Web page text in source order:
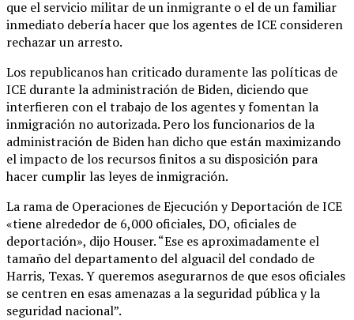
que el servicio militar de un inmigrante o el de un familiar
inmediato debería hacer que los agentes de ICE consideren
rechazar un arresto.
Los republicanos han criticado duramente las políticas de
ICE durante la administración de Biden, diciendo que
interfieren con el trabajo de los agentes y fomentan la
inmigración no autorizada. Pero los funcionarios de la
administración de Biden han dicho que están maximizando
el impacto de los recursos finitos a su disposición para
hacer cumplir las leyes de inmigración.
La rama de Operaciones de Ejecución y Deportación de ICE
«tiene alrededor de 6,000 oficiales, DO, oficiales de
deportación», dijo Houser. “Ese es aproximadamente el
tamaño del departamento del alguacil del condado de
Harris, Texas. Y queremos asegurarnos de que esos oficiales
se centren en esas amenazas a la seguridad pública y la
seguridad nacional”.